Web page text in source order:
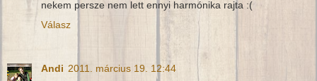
nekem persze nem lett ennyi harmónika rajta :(
Válasz
Andi 2011. március 19. 12:44